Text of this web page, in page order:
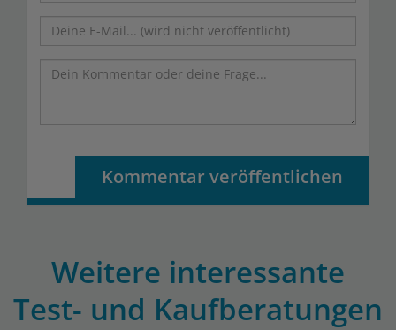
Kommentar veröffentlichen
Weitere interessante
Test- und Kaufberatungen